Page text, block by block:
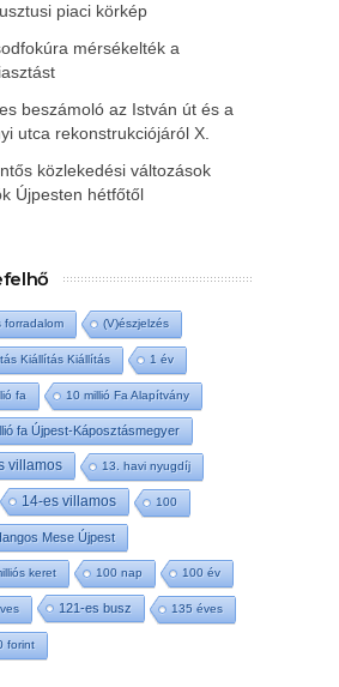
piaci körkép
mérsékelték a
beszámoló az István út és a
utca rekonstrukciójáról X.
közlekedési változások
Újpesten hétfőtől
forradalom (V)észjelzés
Kiállítás Kiállítás 1 év
fa 10 millió Fa Alapítvány
fa Újpest-Káposztásmegyer
villamos 13. havi nyugdíj
14-es villamos 100
Mese Újpest
keret 100 nap 100 év
121-es busz 135 éves
forint